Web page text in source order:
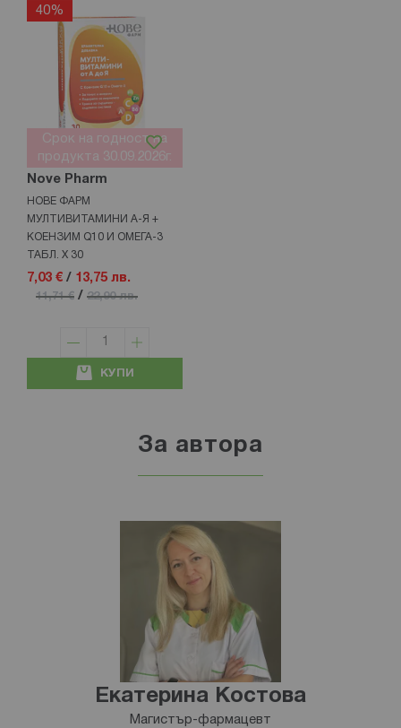
40%
Срок на годност на
продукта 30.09.2026г.
Nove Pharm
НОВЕ ФАРМ
МУЛТИВИТАМИНИ А-Я +
КОЕНЗИМ Q10 И ОМЕГА-3
ТАБЛ. Х 30
7,03 € / 13,75 лв.
11,71 € / 22,90 лв.
КУПИ
За автора
Екатерина Костова
Магистър-фармацевт